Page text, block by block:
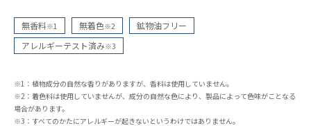
無香料※1 無着色※2
鉱物油フリー
アレルギーテスト済み※3
※1：植物成分の自然な香りがありますが、香料は使用していません。
※2：着色料は使用していませんが、成分の自然な色により、製品によって色味がことなる
場合があります。
※3：すべてのかたにアレルギーが起きないというわけではありません。